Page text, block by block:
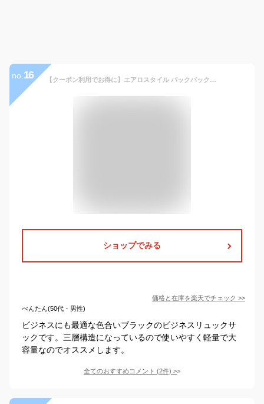
no. 16 【クーポン利用でお得に】エアロスタイル バックパック ビジネスリュック 大容量 30L メンズリュック メンズ スタイリッシュ 防水 ビジネスバック パソコン PC収納 出張 メンズバック YKK ジッパー 多機能 ポケット リュック 通勤 通学 自転車 USB
ショップでみる
価格と在庫を楽天でチェック >>
べんたん(50代・男性)
ビジネスにも最適な色合いブラックのビジネスリュックサ
ックです。三層構造になっているので使いやすく軽量で大
容量なのでオススメします。
全てのおすすめコメント (2件) >